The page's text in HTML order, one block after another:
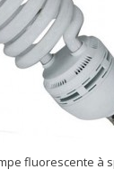
fluorescente à